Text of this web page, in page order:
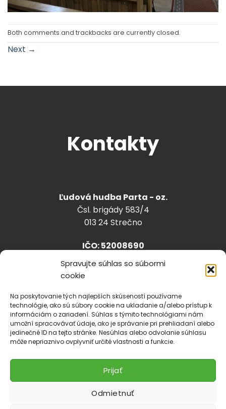
Spravujte súhlas so súbormi
cookie
Na poskytovanie tých najlepších skúseností používame
technológie, ako sú súbory cookie na ukladanie a/alebo prístup k
informáciám o zariadení. Súhlas s týmito technológiami nám
umožní spracovávať údaje, ako je správanie pri prehliadaní alebo
jedinečné ID na tejto stránke. Nesúhlas alebo odvolanie súhlasu
môže nepriaznivo ovplyvniť určité vlastnosti a funkcie.
Prijať
Odmietnuť
Both comments and trackbacks are currently closed.
Next →
Kontakty
Ľudová hudba Parta - oz.
Čsl. brigády 583/4
013 24 Strečno
IČO: 52008690
+421918 530 888
Cookies